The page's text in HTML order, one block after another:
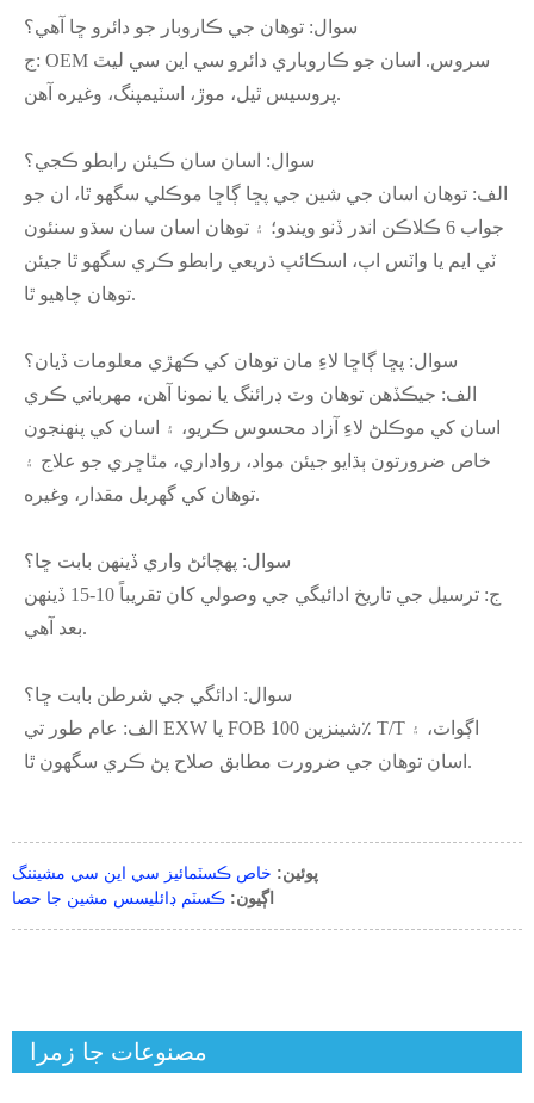
سوال: توهان جي ڪاروبار جو دائرو ڇا آهي؟
ج: OEM سروس. اسان جو ڪاروباري دائرو سي اين سي ليٿ
پروسيس ٿيل، موڙ، اسٽيمپنگ، وغيره آهن.
سوال: اسان سان ڪيئن رابطو ڪجي؟
الف: توهان اسان جي شين جي پڇا ڳاڇا موڪلي سگهو ٿا، ان جو
جواب 6 ڪلاڪن اندر ڏنو ويندو؛ ۽ توهان اسان سان سڌو سنئون
ٽي ايم يا واٽس اپ، اسڪائپ ذريعي رابطو ڪري سگهو ٿا جيئن
توهان چاهيو ٿا.
سوال: پڇا ڳاڇا لاءِ مان توهان کي ڪهڙي معلومات ڏيان؟
الف: جيڪڏهن توهان وٽ ڊرائنگ يا نمونا آهن، مهرباني ڪري
اسان کي موڪلڻ لاءِ آزاد محسوس ڪريو، ۽ اسان کي پنهنجون
خاص ضرورتون ٻڌايو جيئن مواد، رواداري، مٿاڇري جو علاج ۽
توهان کي گهربل مقدار، وغيره.
سوال: پهچائڻ واري ڏينهن بابت ڇا؟
ج: ترسيل جي تاريخ ادائيگي جي وصولي کان تقريباً 10-15 ڏينهن
بعد آهي.
سوال: ادائگي جي شرطن بابت ڇا؟
الف: عام طور تي EXW يا FOB شينزين 100٪ T/T اڳواٽ، ۽
اسان توهان جي ضرورت مطابق صلاح پڻ ڪري سگهون ٿا.
پوئين: خاص ڪسٽمائيز سي اين سي مشيننگ
اڳيون: ڪسٽم ڊائليسس مشين جا حصا
مصنوعات جا زمرا